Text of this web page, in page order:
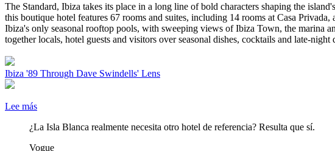
The Standard, Ibiza takes its place in a long line of bold characters shaping the
this boutique hotel features 67 rooms and suites, including 14 rooms at Casa
Ibiza's only seasonal rooftop pools, with sweeping views of Ibiza Town, the marina
together locals, hotel guests and visitors over seasonal dishes, cocktails and late-
Ibiza '89 Through Dave Swindells' Lens
Lee más
¿La Isla Blanca realmente necesita otro hotel de referencia? Resulta que sí.
Vogue